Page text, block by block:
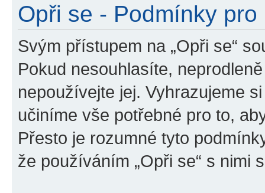
Opři se - Podmínky
Svým přístupem na „Opři se“
Pokud nesouhlasíte,
nepoužívejte jej. Vyhrazujeme
učiníme vše potřebné pro to,
Přesto je rozumné tyto
že používáním „Opři se“ s nimi